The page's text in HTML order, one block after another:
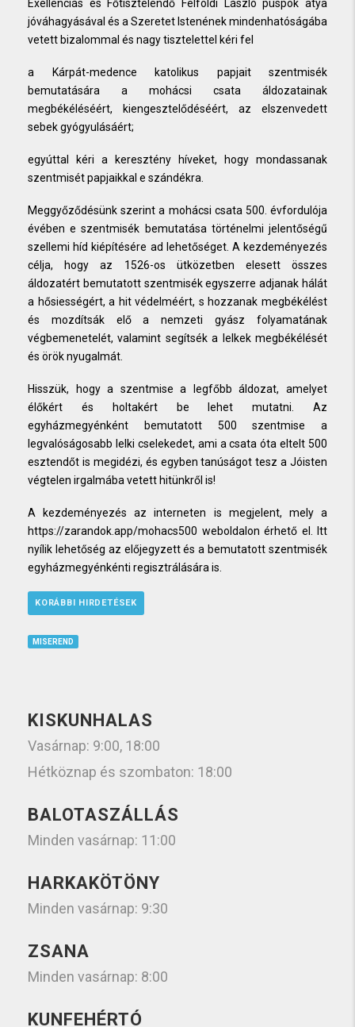
Exellenciás és Főtisztelendő Felföldi László püspök atya
jóváhagyásával és a Szeretet Istenének mindenhatóságába
vetett bizalommal és nagy tisztelettel kéri fel
a Kárpát-medence katolikus papjait szentmisék
bemutatására a mohácsi csata áldozatainak
megbékéléséért, kiengesztelődéséért, az elszenvedett
sebek gyógyulásáért;
egyúttal kéri a keresztény híveket, hogy mondassanak
szentmisét papjaikkal e szándékra.
Meggyőződésünk szerint a mohácsi csata 500. évfordulója
évében e szentmisék bemutatása történelmi jelentőségű
szellemi híd kiépítésére ad lehetőséget. A kezdeményezés
célja, hogy az 1526-os ütközetben elesett összes
áldozatért bemutatott szentmisék egyszerre adjanak hálát
a hősiességért, a hit védelméért, s hozzanak megbékélést
és mozdítsák elő a nemzeti gyász folyamatának
végbemenetelét, valamint segítsék a lelkek megbékélését
és örök nyugalmát.
Hisszük, hogy a szentmise a legfőbb áldozat, amelyet
élőkért és holtakért be lehet mutatni. Az
egyházmegyénként bemutatott 500 szentmise a
legvalóságosabb lelki cselekedet, ami a csata óta eltelt 500
esztendőt is megidézi, és egyben tanúságot tesz a Jóisten
végtelen irgalmába vetett hitünkről is!
A kezdeményezés az interneten is megjelent, mely a
https://zarandok.app/mohacs500 weboldalon érhető el. Itt
nyílik lehetőség az előjegyzett és a bemutatott szentmisék
egyházmegyénkénti regisztrálására is.
KORÁBBI HIRDETÉSEK
MISEREND
KISKUNHALAS
Vasárnap: 9:00, 18:00
Hétköznap és szombaton: 18:00
BALOTASZÁLLÁS
Minden vasárnap: 11:00
HARKAKÖTÖNY
Minden vasárnap: 9:30
ZSANA
Minden vasárnap: 8:00
KUNFEHÉRTÓ